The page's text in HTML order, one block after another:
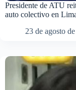
Presidente de ATU
auto colectivo en
23 de agosto